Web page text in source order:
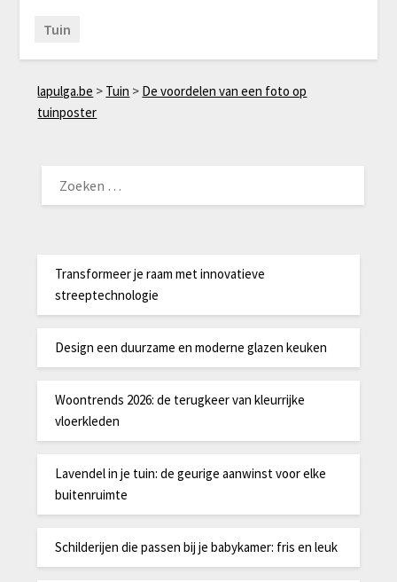
Tuin
lapulga.be > Tuin > De voordelen van een foto op
tuinposter
NAAR:
Transformeer je raam met innovatieve
streeptechnologie
Design een duurzame en moderne glazen keuken
Woontrends 2026: de terugkeer van kleurrijke
vloerkleden
Lavendel in je tuin: de geurige aanwinst voor elke
buitenruimte
Schilderijen die passen bij je babykamer: fris en leuk